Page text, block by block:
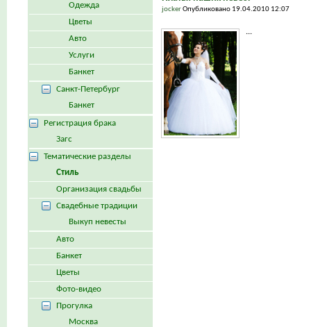
jockerОпубликовано 19.04.2010 12:07
...
Одежда
Цветы
Авто
Услуги
Банкет
Санкт-Петербург
Банкет
Регистрация брака
Загс
Тематические разделы
Стиль
Организация свадьбы
Свадебные традиции
Выкуп невесты
Авто
Банкет
Цветы
Фото-видео
Прогулка
Москва